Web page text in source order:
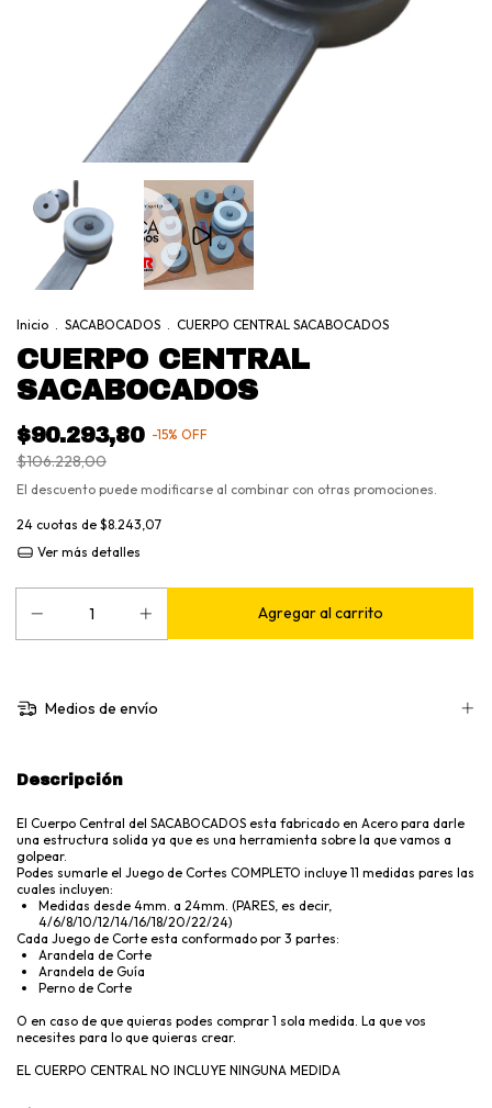
Inicio . SACABOCADOS . CUERPO CENTRAL SACABOCADOS
CUERPO CENTRAL
SACABOCADOS
$90.293,80 -15% OFF
$106.228,00
El descuento puede modificarse al combinar con otras promociones.
24 cuotas de $8.243,07
Ver más detalles
Medios de envío
Descripción
El Cuerpo Central del SACABOCADOS esta fabricado en Acero para darle
una estructura solida ya que es una herramienta sobre la que vamos a
golpear.
Podes sumarle el Juego de Cortes COMPLETO incluye 11 medidas pares las
cuales incluyen:
Medidas desde 4mm. a 24mm. (PARES, es decir,
4/6/8/10/12/14/16/18/20/22/24)
Cada Juego de Corte esta conformado por 3 partes:
Arandela de Corte
Arandela de Guía
Perno de Corte
O en caso de que quieras podes comprar 1 sola medida. La que vos
necesites para lo que quieras crear.
EL CUERPO CENTRAL NO INCLUYE NINGUNA MEDIDA